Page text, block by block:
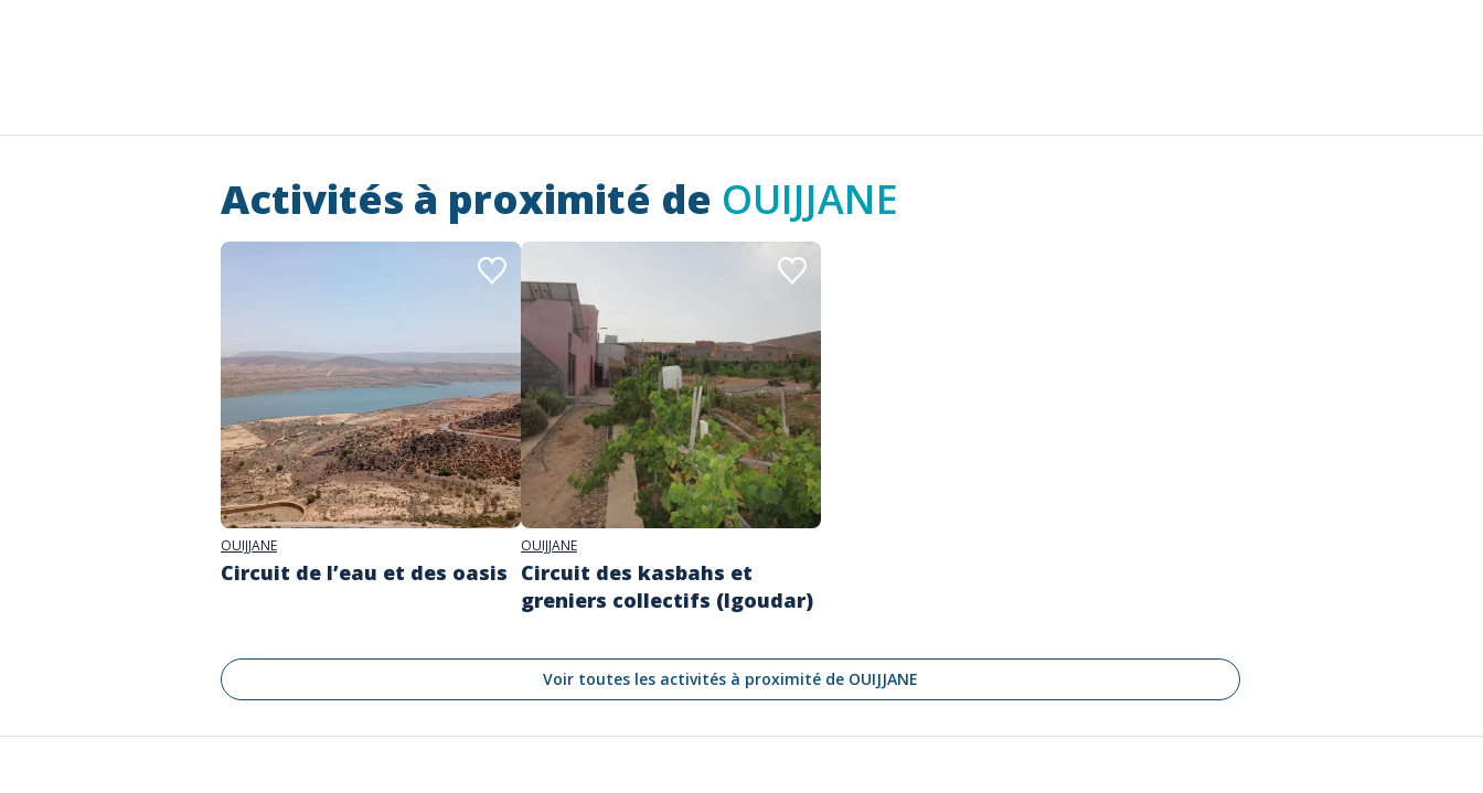
Activités à proximité de OUIJJANE
OUIJJANE
Circuit de l’eau et des oasis
OUIJJANE
Circuit des kasbahs et
greniers collectifs (Igoudar)
Voir toutes les activités à proximité de OUIJJANE